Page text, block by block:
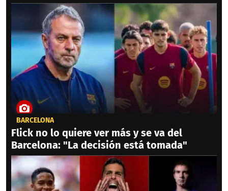
BARCELONA
Flick no lo quiere ver más y se va del
Barcelona: "La decisión está tomada"